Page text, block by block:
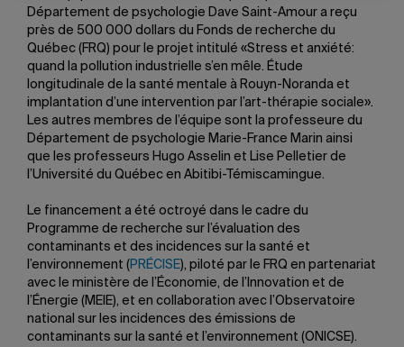
Département de psychologie Dave Saint-Amour a reçu
près de 500 000 dollars du Fonds de recherche du
Québec (FRQ) pour le projet intitulé «Stress et anxiété:
quand la pollution industrielle s’en mêle. Étude
longitudinale de la santé mentale à Rouyn-Noranda et
implantation d’une intervention par l’art-thérapie sociale».
Les autres membres de l’équipe sont la professeure du
Département de psychologie Marie-France Marin ainsi
que les professeurs Hugo Asselin et Lise Pelletier de
l’Université du Québec en Abitibi-Témiscamingue.
Le financement a été octroyé dans le cadre du
Programme de recherche sur l’évaluation des
contaminants et des incidences sur la santé et
l’environnement ( PRÉCISE), piloté par le FRQ en partenariat
avec le ministère de l’Économie, de l’Innovation et de
l’Énergie (MEIE), et en collaboration avec l’Observatoire
national sur les incidences des émissions de
contaminants sur la santé et l’environnement (ONICSE).